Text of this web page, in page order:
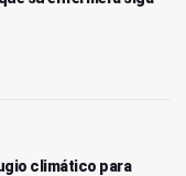
climático para